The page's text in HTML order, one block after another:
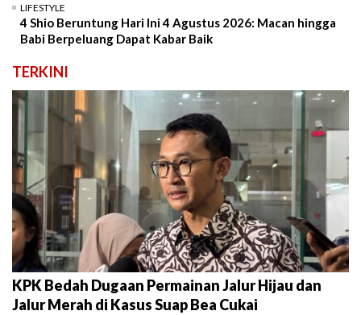
LIFESTYLE
4 Shio Beruntung Hari Ini 4 Agustus 2026: Macan hingga
Babi Berpeluang Dapat Kabar Baik
TERKINI
KPK Bedah Dugaan Permainan Jalur Hijau dan
Jalur Merah di Kasus Suap Bea Cukai